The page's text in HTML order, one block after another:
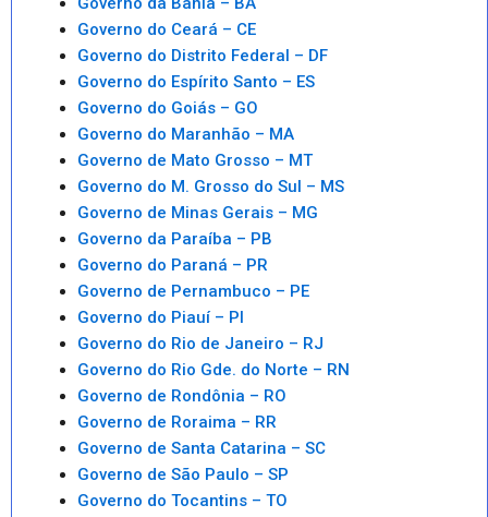
Governo do Ceará – CE
Governo do Distrito Federal – DF
Governo do Espírito Santo – ES
Governo do Goiás – GO
Governo do Maranhão – MA
Governo de Mato Grosso – MT
Governo do M. Grosso do Sul – MS
Governo de Minas Gerais – MG
Governo da Paraíba – PB
Governo do Paraná – PR
Governo de Pernambuco – PE
Governo do Piauí – PI
Governo do Rio de Janeiro – RJ
Governo do Rio Gde. do Norte – RN
Governo de Rondônia – RO
Governo de Roraima – RR
Governo de Santa Catarina – SC
Governo de São Paulo – SP
Governo do Tocantins – TO